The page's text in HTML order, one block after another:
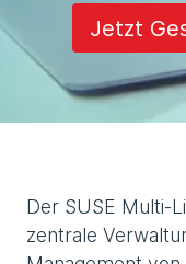
Jetzt
Der SUSE Multi-
zentrale